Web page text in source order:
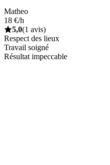
Matheo
18 €/h
5,0(1 avis)
Respect des lieux
Travail soigné
Résultat impeccable